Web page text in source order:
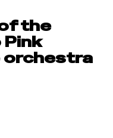
the
Pink
orchestra